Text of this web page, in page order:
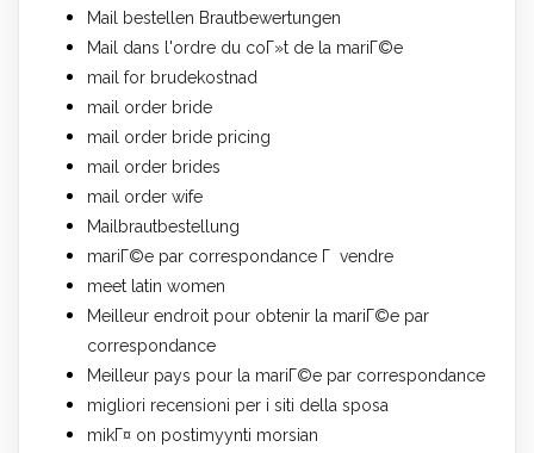
Mail bestellen Brautbewertungen
Mail dans l'ordre du coГ»t de la mariГ©e
mail for brudekostnad
mail order bride
mail order bride pricing
mail order brides
mail order wife
Mailbrautbestellung
mariГ©e par correspondance Г vendre
meet latin women
Meilleur endroit pour obtenir la mariГ©e par
correspondance
Meilleur pays pour la mariГ©e par correspondance
migliori recensioni per i siti della sposa
mikГ¤ on postimyynti morsian